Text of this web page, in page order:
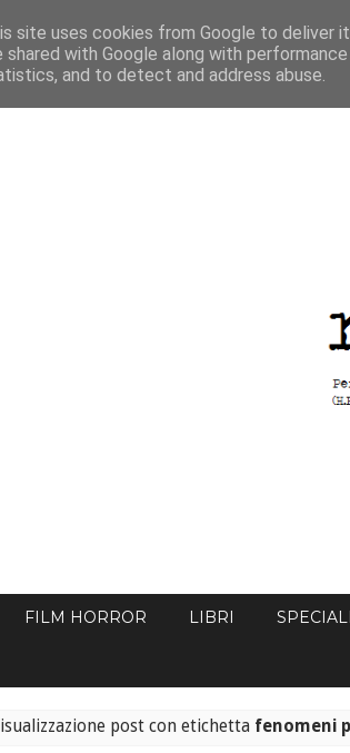
FILM HORROR LIBRI SPECIALI
post con etichetta fenomeni
site uses cookies from Google to deliver
shared with Google along with
and to detect and address abuse.